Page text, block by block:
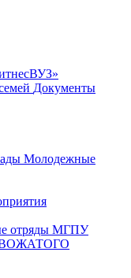
Документы
Молодежные
отряды МГПУ